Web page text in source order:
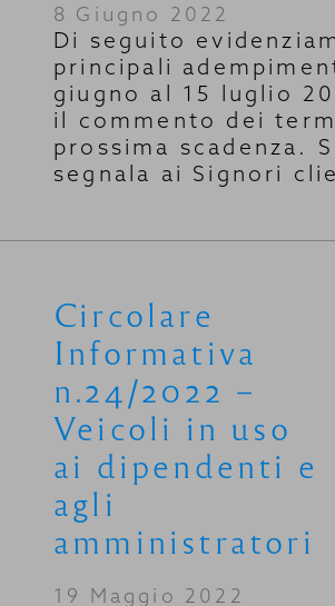
8 Giugno 2022
Di seguito
principali
giugno al 15 luglio
il commento dei
prossima scadenza.
segnala ai Signori
Circolare
Informativa
n.24/2022 –
Veicoli in uso
ai dipendenti e
agli
amministratori
19 Maggio 2022